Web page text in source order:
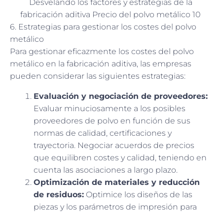
Desvelando los factores y estrategias de la
fabricación aditiva Precio del polvo metálico 10
6. Estrategias para gestionar los costes del polvo
metálico
Para gestionar eficazmente los costes del polvo
metálico en la fabricación aditiva, las empresas
pueden considerar las siguientes estrategias:
Evaluación y negociación de proveedores:
Evaluar minuciosamente a los posibles
proveedores de polvo en función de sus
normas de calidad, certificaciones y
trayectoria. Negociar acuerdos de precios
que equilibren costes y calidad, teniendo en
cuenta las asociaciones a largo plazo.
Optimización de materiales y reducción
de residuos: Optimice los diseños de las
piezas y los parámetros de impresión para